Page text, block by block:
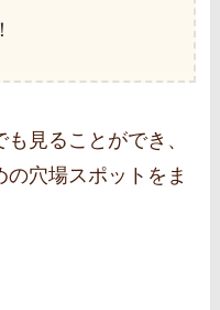
見ることができ、
穴場スポットをま